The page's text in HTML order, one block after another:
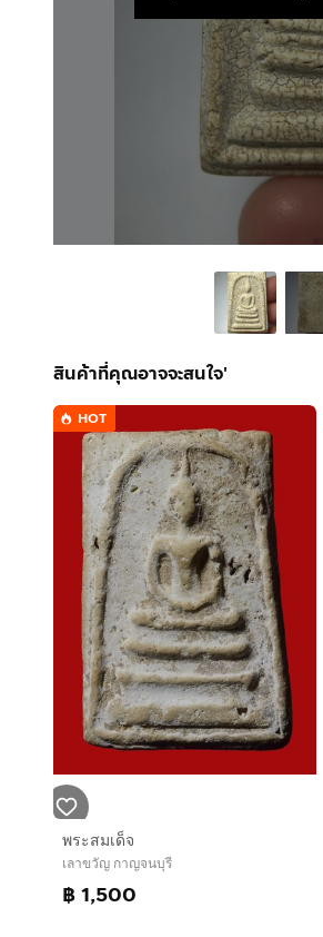
สินค้าที่คุณอาจจะสนใจ'
HOT
พระสมเด็จ
เลาขวัญ กาญจนบุรี
฿ 1,500